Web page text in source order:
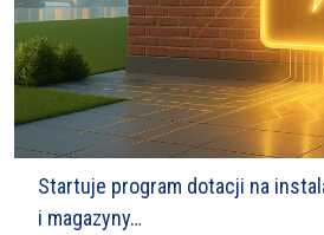
Startuje program dotacji na
i magazyny…